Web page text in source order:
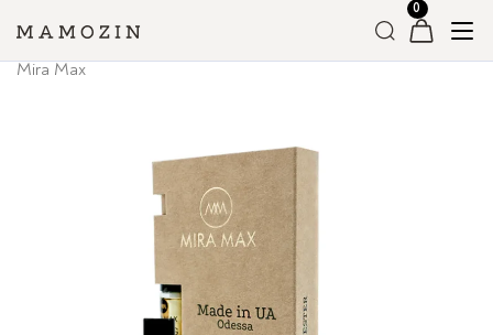
Головна » Магазин Жіноча парфумерія »
Mira Max